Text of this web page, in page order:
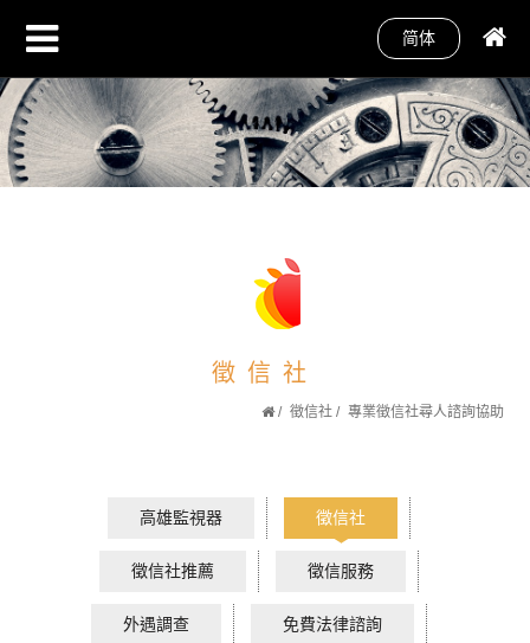
简体
徵信社
徵信社 專業徵信社尋人諮詢協助
高雄監視器 徵信社
徵信社推薦 徵信服務
外遇調查 免費法律諮詢